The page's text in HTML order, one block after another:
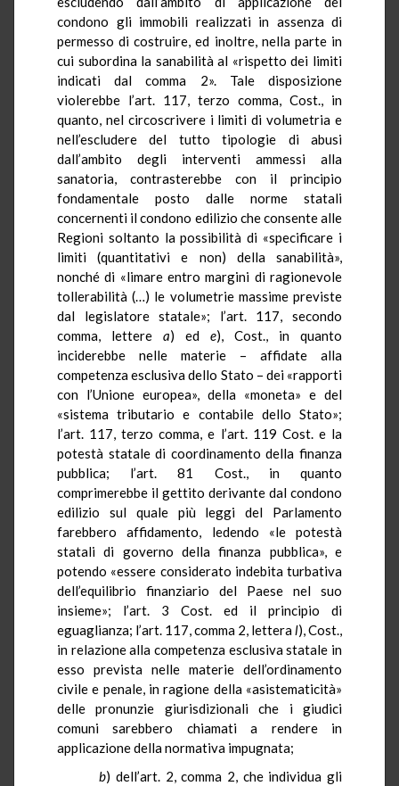
condono gli immobili realizzati in assenza di
permesso di costruire, ed inoltre, nella parte in
cui subordina la sanabilità al «rispetto dei limiti
indicati dal comma 2». Tale disposizione
violerebbe l’art. 117, terzo comma, Cost., in
quanto, nel circoscrivere i limiti di volumetria e
nell’escludere del tutto tipologie di abusi
dall’ambito degli interventi ammessi alla
sanatoria, contrasterebbe con il principio
fondamentale posto dalle norme statali
concernenti il condono edilizio che consente alle
Regioni soltanto la possibilità di «specificare i
limiti (quantitativi e non) della sanabilità»,
nonché di «limare entro margini di ragionevole
tollerabilità (…) le volumetrie massime previste
dal legislatore statale»; l’art. 117, secondo
comma, lettere a) ed e), Cost., in quanto
inciderebbe nelle materie – affidate alla
competenza esclusiva dello Stato – dei «rapporti
con l’Unione europea», della «moneta» e del
«sistema tributario e contabile dello Stato»;
l’art. 117, terzo comma, e l’art. 119 Cost. e la
potestà statale di coordinamento della finanza
pubblica; l’art. 81 Cost., in quanto
comprimerebbe il gettito derivante dal condono
edilizio sul quale più leggi del Parlamento
farebbero affidamento, ledendo «le potestà
statali di governo della finanza pubblica», e
potendo «essere considerato indebita turbativa
dell’equilibrio finanziario del Paese nel suo
insieme»; l’art. 3 Cost. ed il principio di
eguaglianza; l’art. 117, comma 2, letteral), Cost.,
in relazione alla competenza esclusiva statale in
esso prevista nelle materie dell’ordinamento
civile e penale, in ragione della «asistematicità»
delle pronunzie giurisdizionali che i giudici
comuni sarebbero chiamati a rendere in
applicazione della normativa impugnata;
b) dell’art. 2, comma 2, che individua gli